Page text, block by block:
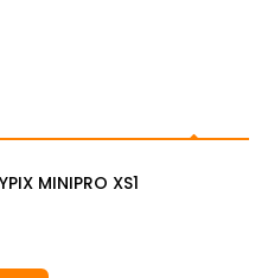
MINIPRO XS1